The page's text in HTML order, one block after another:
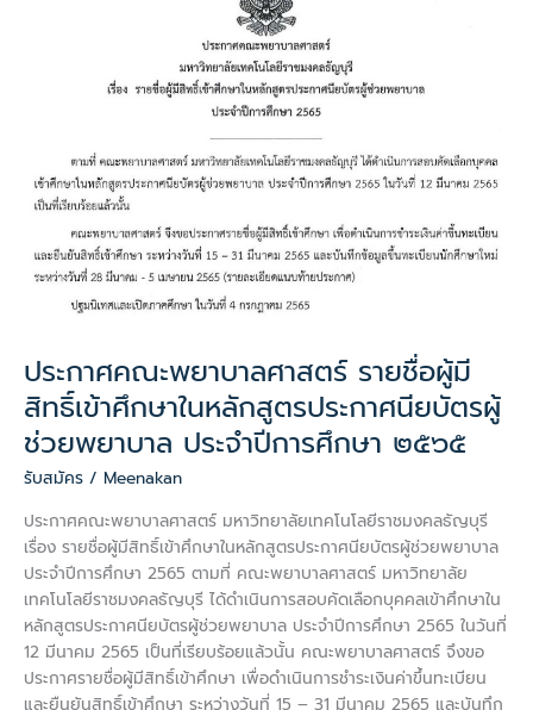
ประกาศคณะพยาบาลศาสตร์ รายชื่อผู้มี
สิทธิ์เข้าศึกษาในหลักสูตรประกาศนียบัตรผู้
ช่วยพยาบาล ประจำปีการศึกษา ๒๕๖๕
รับสมัคร / Meenakan
ประกาศคณะพยาบาลศาสตร์ มหาวิทยาลัยเทคโนโลยีราชมงคลธัญบุรี
เรื่อง รายชื่อผู้มีสิทธิ์เข้าศึกษาในหลักสูตรประกาศนียบัตรผู้ช่วยพยาบาล
ประจำปีการศึกษา 2565 ตามที่ คณะพยาบาลศาสตร์ มหาวิทยาลัย
เทคโนโลยีราชมงคลธัญบุรี ได้ดำเนินการสอบคัดเลือกบุคคลเข้าศึกษาใน
หลักสูตรประกาศนียบัตรผู้ช่วยพยาบาล ประจำปีการศึกษา 2565 ในวันที่
12 มีนาคม 2565 เป็นที่เรียบร้อยแล้วนั้น คณะพยาบาลศาสตร์ จึงขอ
ประกาศรายชื่อผู้มีสิทธิ์เข้าศึกษา เพื่อดำเนินการชำระเงินค่าขึ้นทะเบียน
และยืนยันสิทธิ์เข้าศึกษา ระหว่างวันที่ 15 – 31 มีนาคม 2565 และบันทึก
ศึกษา
หลักสูตร
ประกาศนียบัตร
ประจำ
ปี
การ
ศึกษา
๒๕๖๕